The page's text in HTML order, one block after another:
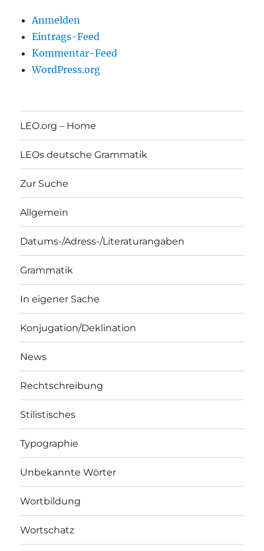
Anmelden
Eintrags-Feed
Kommentar-Feed
WordPress.org
LEO.org – Home
LEOs deutsche Grammatik
Zur Suche
Allgemein
Datums-/Adress-/Literaturangaben
Grammatik
In eigener Sache
Konjugation/Deklination
News
Rechtschreibung
Stilistisches
Typographie
Unbekannte Wörter
Wortbildung
Wortschatz